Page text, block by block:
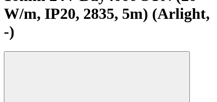
W/m, IP20, 2835, 5m) (Arlight,
-)